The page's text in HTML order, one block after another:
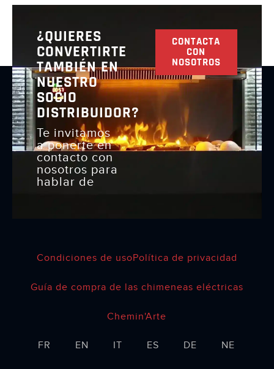
¿QUIERES
CONVERTIRTE
TAMBIÉN EN
NUESTRO
SOCIO
DISTRIBUIDOR?
Te invitamos
a ponerte en
contacto con
nosotros para
hablar de
CONTACTA
CON
NOSOTROS
Condiciones de usoPolítica de privacidad
Guía de compra de las chimeneas eléctricas
Chemin'Arte
FR EN IT ES DE NE